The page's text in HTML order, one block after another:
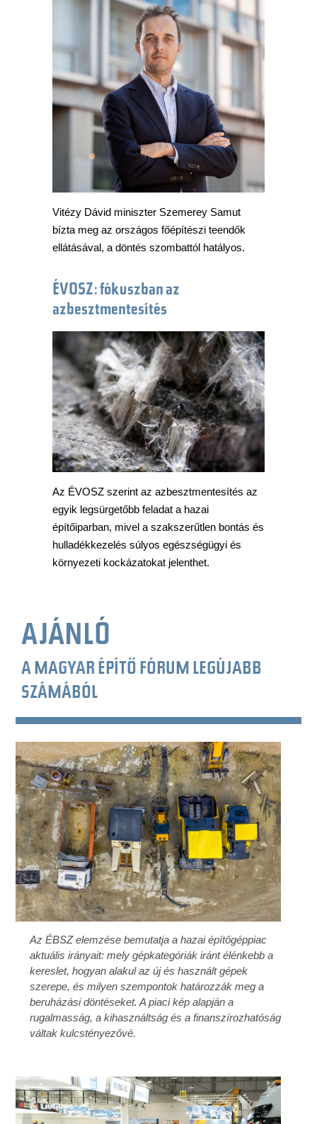
Vitézy Dávid miniszter Szemerey Samut
bízta meg az országos főépítészi teendők
ellátásával, a döntés szombattól hatályos.
ÉVOSZ: fókuszban az
azbesztmentesítés
Az ÉVOSZ szerint az azbesztmentesítés az
egyik legsürgetőbb feladat a hazai
építőiparban, mivel a szakszerűtlen bontás és
hulladékkezelés súlyos egészségügyi és
környezeti kockázatokat jelenthet.
AJÁNLÓ
A MAGYAR ÉPÍTŐ FÓRUM LEGÚJABB
SZÁMÁBÓL
Az ÉBSZ elemzése bemutatja a hazai építőgéppiac
aktuális irányait: mely gépkategóriák iránt élénkebb a
kereslet, hogyan alakul az új és használt gépek
szerepe, és milyen szempontok határozzák meg a
beruházási döntéseket. A piaci kép alapján a
rugalmasság, a kihasználtság és a finanszírozhatóság
váltak kulcstényezővé.